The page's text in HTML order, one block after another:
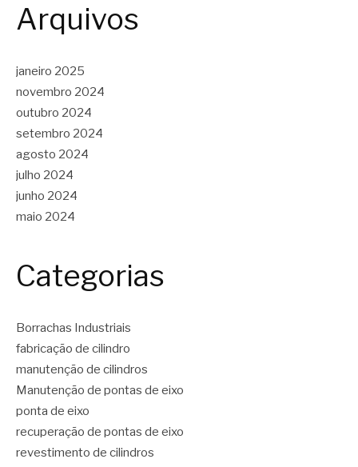
Arquivos
janeiro 2025
novembro 2024
outubro 2024
setembro 2024
agosto 2024
julho 2024
junho 2024
maio 2024
Categorias
Borrachas Industriais
fabricação de cilindro
manutenção de cilindros
Manutenção de pontas de eixo
ponta de eixo
recuperação de pontas de eixo
revestimento de cilindros